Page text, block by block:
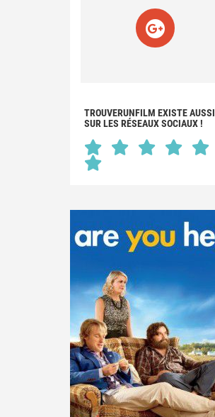
TROUVERUNFILM EXISTE AUSSI
SUR LES RÉSEAUX SOCIAUX !